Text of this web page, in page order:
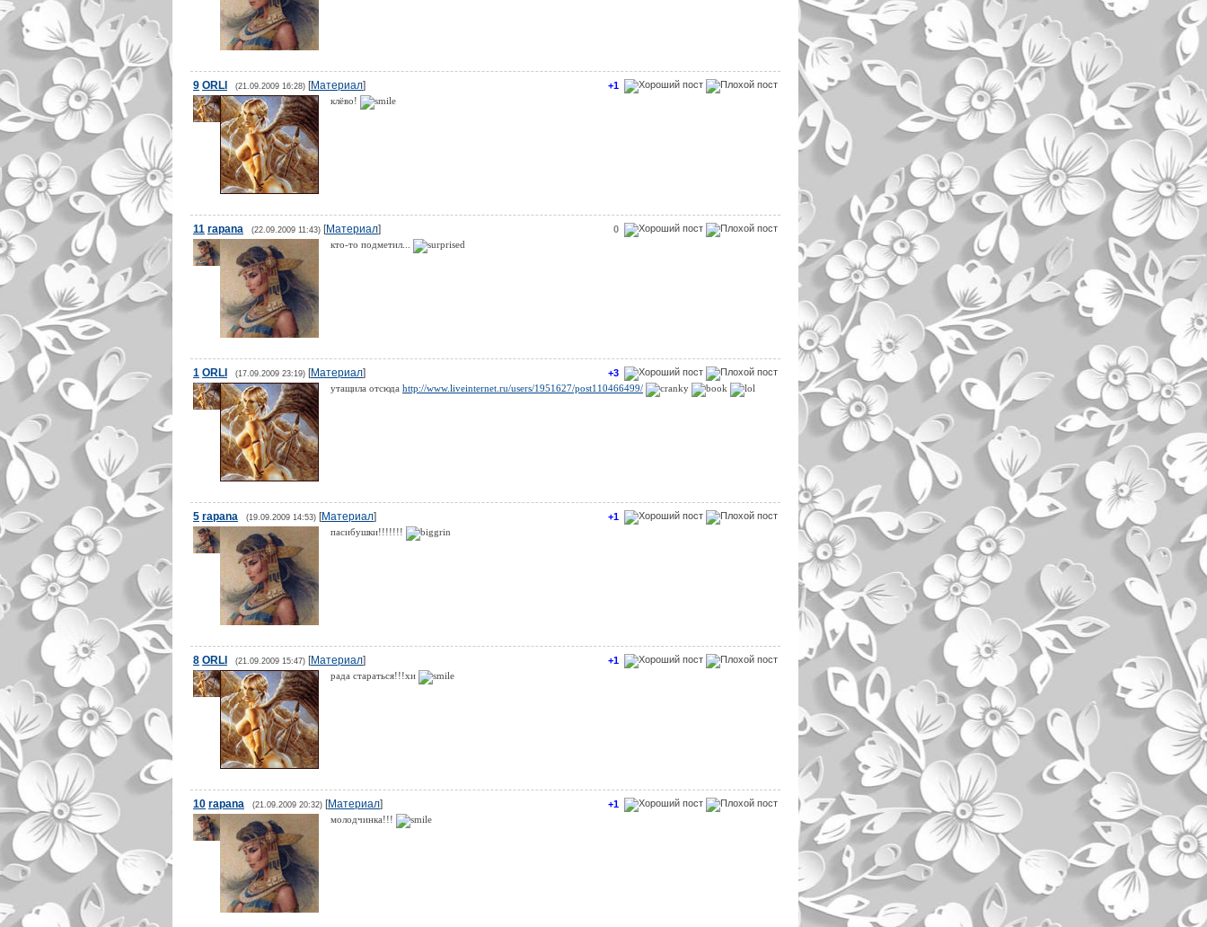
+1
9 ORLI (21.09.2009 16:28) [Материал]
клёво!
0
11 rapana (22.09.2009 11:43) [Материал]
кто-то подметил...
+3
1 ORLI (17.09.2009 23:19) [Материал]
утащила отсюда http://www.liveinternet.ru/users/1951627/post110466499/
+1
5 rapana (19.09.2009 14:53) [Материал]
пасибушки!!!!!!!
+1
8 ORLI (21.09.2009 15:47) [Материал]
рада стараться!!!хи
+1
10 rapana (21.09.2009 20:32) [Материал]
молодчинка!!!